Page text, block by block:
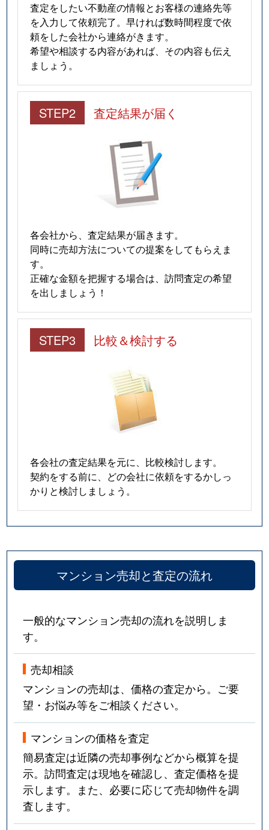
査定をしたい不動産の情報とお客様の連絡先等
を入力して依頼完了。早ければ数時間程度で依
頼をした会社から連絡がきます。
希望や相談する内容があれば、その内容も伝え
ましょう。
STEP2 査定結果が届く
各会社から、査定結果が届きます。
同時に売却方法についての提案をしてもらえま
す。
正確な金額を把握する場合は、訪問査定の希望
を出しましょう！
STEP3 比較＆検討する
各会社の査定結果を元に、比較検討します。
契約をする前に、どの会社に依頼をするかしっ
かりと検討しましょう。
マンション売却と査定の流れ
一般的なマンション売却の流れを説明しま
す。
売却相談
マンションの売却は、価格の査定から。ご要
望・お悩み等をご相談ください。
マンションの価格を査定
簡易査定は近隣の売却事例などから概算を提
示。訪問査定は現地を確認し、査定価格を提
示します。また、必要に応じて売却物件を調
査します。